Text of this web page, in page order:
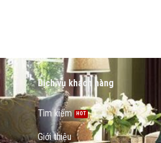
Dịch vụ khách hàng
Tìm kiếm
Giới thiệu